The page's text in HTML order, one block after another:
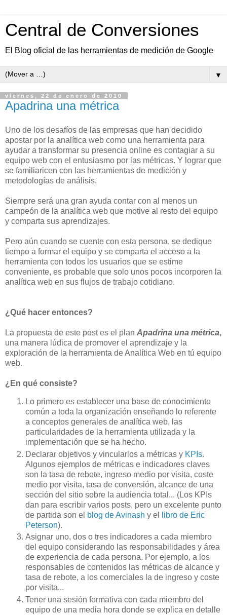
Central de Conversiones
El Blog oficial de las herramientas de medición de Google
▼
viernes, 22 de enero de 2010
Apadrina una métrica
Uno de los desafíos de las empresas que han decidido
apostar por la analítica web como una herramienta para
ayudar a transformar su presencia online es contagiar a su
equipo web con el entusiasmo por las métricas. Y lograr que
se familiaricen con las herramientas de medición y
metodologías de análisis.
Siempre será una gran ayuda contar con al menos un
campeón de la analítica web que motive al resto del equipo
y comparta sus aprendizajes.
Pero aún cuando se cuente con esta persona, se dedique
tiempo a formar el equipo y se comparta el acceso a la
herramienta con todos los usuarios que se estime
conveniente, es probable que solo unos pocos incorporen la
analítica web en sus flujos de trabajo cotidiano.
¿Qué hacer entonces?
La propuesta de este post es el plan Apadrina una métrica,
una manera lúdica de promover el aprendizaje y la
exploración de la herramienta de Analítica Web en tú equipo
web.
¿En qué consiste?
Lo primero es establecer una base de conocimiento
común a toda la organización enseñando lo referente
a conceptos generales de analítica web, las
particularidades de la herramienta utilizada y la
implementación que se ha hecho.
Declarar objetivos y vincularlos a métricas y KPIs.
Algunos ejemplos de métricas e indicadores claves
son la tasa de rebote, ingreso medio por visita, coste
medio por visita, tasa de conversión, alcance de una
sección del sitio sobre la audiencia total... (Los KPIs
dan para escribir varios posts, pero un excelente punto
de partida son el blog de Avinash y el
libro de Eric
Peterson).
Asignar uno, dos o tres indicadores a cada miembro
del equipo considerando las responsabilidades y área
de experiencia de cada persona. Por ejemplo, a los
responsables de contenidos las métricas de alcance y
tasa de rebote, a los comerciales la de ingreso y coste
por visita...
Tener una sesión formativa con cada miembro del
equipo de una media hora donde se explica en detalle